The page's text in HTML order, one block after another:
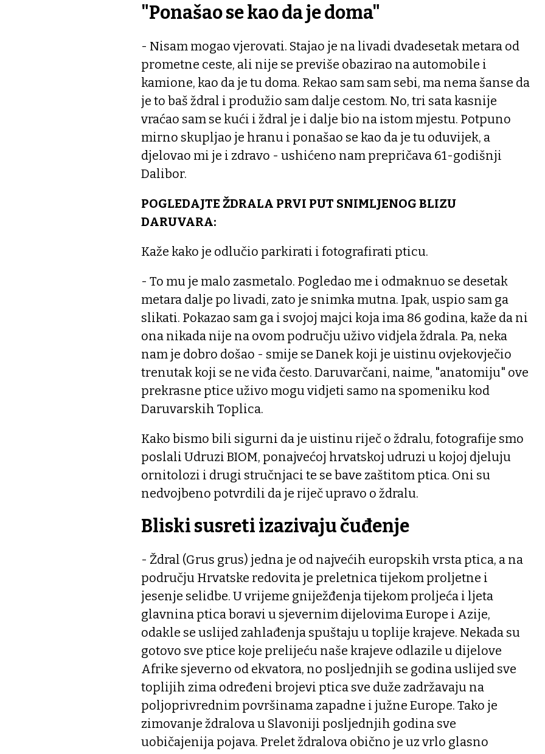
"Ponašao se kao da je doma"
- Nisam mogao vjerovati. Stajao je na livadi dvadesetak metara od
prometne ceste, ali nije se previše obazirao na automobile i
kamione, kao da je tu doma. Rekao sam sam sebi, ma nema šanse da
je to baš ždral i produžio sam dalje cestom. No, tri sata kasnije
vraćao sam se kući i ždral je i dalje bio na istom mjestu. Potpuno
mirno skupljao je hranu i ponašao se kao da je tu oduvijek, a
djelovao mi je i zdravo - ushićeno nam prepričava 61-godišnji
Dalibor.
POGLEDAJTE ŽDRALA PRVI PUT SNIMLJENOG BLIZU
DARUVARA:
Kaže kako je odlučio parkirati i fotografirati pticu.
- To mu je malo zasmetalo. Pogledao me i odmaknuo se desetak
metara dalje po livadi, zato je snimka mutna. Ipak, uspio sam ga
slikati. Pokazao sam ga i svojoj majci koja ima 86 godina, kaže da ni
ona nikada nije na ovom području uživo vidjela ždrala. Pa, neka
nam je dobro došao - smije se Danek koji je uistinu ovjekovječio
trenutak koji se ne viđa često. Daruvarčani, naime, "anatomiju" ove
prekrasne ptice uživo mogu vidjeti samo na spomeniku kod
Daruvarskih Toplica.
Kako bismo bili sigurni da je uistinu riječ o ždralu, fotografije smo
poslali Udruzi BIOM, ponajvećoj hrvatskoj udruzi u kojoj djeluju
ornitolozi i drugi stručnjaci te se bave zaštitom ptica. Oni su
nedvojbeno potvrdili da je riječ upravo o ždralu.
Bliski susreti izazivaju čuđenje
- Ždral (Grus grus) jedna je od najvećih europskih vrsta ptica, a na
području Hrvatske redovita je preletnica tijekom proljetne i
jesenje selidbe. U vrijeme gniježđenja tijekom proljeća i ljeta
glavnina ptica boravi u sjevernim dijelovima Europe i Azije,
odakle se uslijed zahlađenja spuštaju u toplije krajeve. Nekada su
gotovo sve ptice koje prelijeću naše krajeve odlazile u dijelove
Afrike sjeverno od ekvatora, no posljednjih se godina uslijed sve
toplijih zima određeni brojevi ptica sve duže zadržavaju na
poljoprivrednim površinama zapadne i južne Europe. Tako je
zimovanje ždralova u Slavoniji posljednjih godina sve
uobičajenija pojava. Prelet ždralova obično je uz vrlo glasno